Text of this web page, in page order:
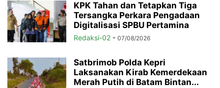
KPK Tahan dan Tetapkan Tiga
Tersangka Perkara Pengadaan
Digitalisasi SPBU Pertamina
Redaksi-02 - 07/08/2026
Satbrimob Polda Kepri
Laksanakan Kirab Kemerdekaan
Merah Putih di Batam Bintan...